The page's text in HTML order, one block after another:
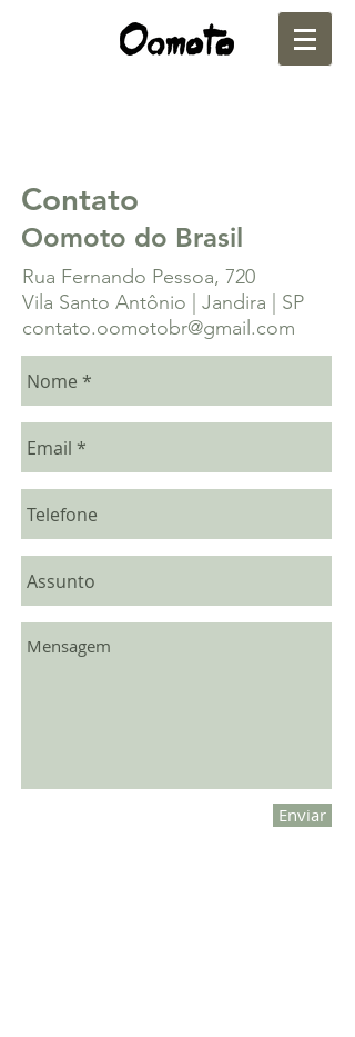
Contato
Oomoto do Brasil
Rua Fernando Pessoa, 720
Vila Santo Antônio | Jandira | SP
contato.oomotobr@gmail.com
Enviar